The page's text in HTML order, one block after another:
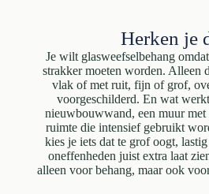
Herken je
Je wilt glasweefselbehang
strakker moeten worden. Alleen
vlak of met ruit, fijn of grof,
voorgeschilderd. En wat
nieuwbouwwand, een muur met
ruimte die intensief gebruikt
kies je iets dat te grof oogt,
oneffenheden juist extra laat
alleen voor behang, maar ook